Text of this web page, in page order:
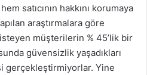
satıcının hakkını korumaya
araştırmalara göre
müşterilerin % 45’lik bir
güvensizlik yaşadıkları
gerçekleştirmiyorlar. Yine